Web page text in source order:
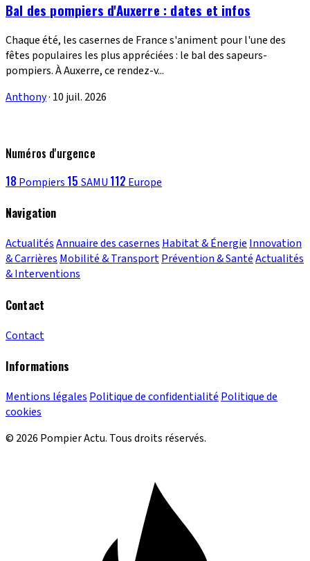
Bal des pompiers d'Auxerre : dates et infos
Chaque été, les casernes de France s'animent pour l'une des
fêtes populaires les plus appréciées : le bal des sapeurs-
pompiers. À Auxerre, ce rendez-v...
Anthony· 10 juil. 2026
Numéros d'urgence
18 Pompiers 15 SAMU 112 Europe
Navigation
ActualitésAnnuaire des casernes Habitat & Énergie Innovation
& Carrières Mobilité & TransportPrévention & SantéActualités
& Interventions
Contact
Contact
Informations
Mentions légalesPolitique de confidentialitéPolitique de
cookies
© 2026 Pompier Actu. Tous droits réservés.